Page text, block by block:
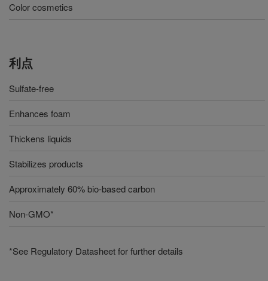
Color cosmetics
利点
Sulfate-free
Enhances foam
Thickens liquids
Stabilizes products
Approximately 60% bio-based carbon
Non-GMO*
*See Regulatory Datasheet for further details